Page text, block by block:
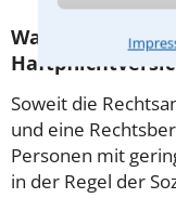
Was tun wenn
Soweit die
und eine
Personen mit
in der Regel der